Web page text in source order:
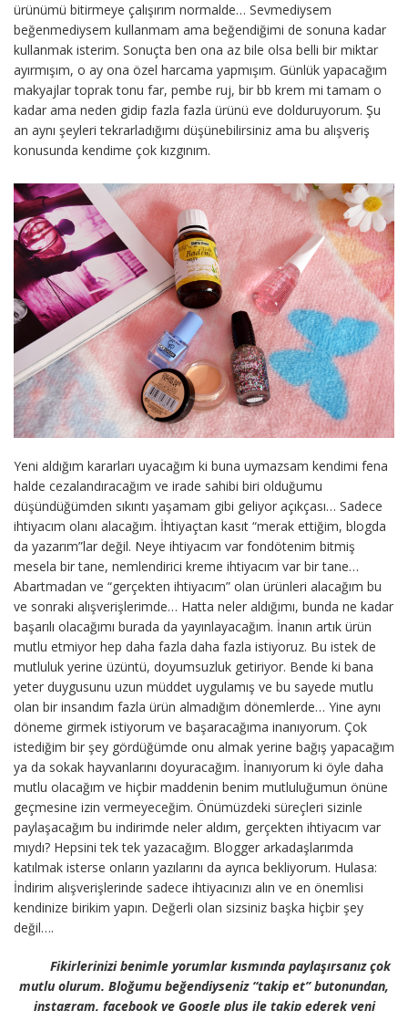
ürünümü bitirmeye çalışırım normalde… Sevmediysem
beğenmediysem kullanmam ama beğendiğimi de sonuna kadar
kullanmak isterim. Sonuçta ben ona az bile olsa belli bir miktar
ayırmışım, o ay ona özel harcama yapmışım. Günlük yapacağım
makyajlar toprak tonu far, pembe ruj, bir bb krem mi tamam o
kadar ama neden gidip fazla fazla ürünü eve dolduruyorum. Şu
an aynı şeyleri tekrarladığımı düşünebilirsiniz ama bu alışveriş
konusunda kendime çok kızgınım.
Yeni aldığım kararları uyacağım ki buna uymazsam kendimi fena
halde cezalandıracağım ve irade sahibi biri olduğumu
düşündüğümden sıkıntı yaşamam gibi geliyor açıkçası… Sadece
ihtiyacım olanı alacağım. İhtiyaçtan kasıt “merak ettiğim, blogda
da yazarım”lar değil. Neye ihtiyacım var fondötenim bitmiş
mesela bir tane, nemlendirici kreme ihtiyacım var bir tane…
Abartmadan ve “gerçekten ihtiyacım” olan ürünleri alacağım bu
ve sonraki alışverişlerimde… Hatta neler aldığımı, bunda ne kadar
başarılı olacağımı burada da yayınlayacağım. İnanın artık ürün
mutlu etmiyor hep daha fazla daha fazla istiyoruz. Bu istek de
mutluluk yerine üzüntü, doyumsuzluk getiriyor. Bende ki bana
yeter duygusunu uzun müddet uygulamış ve bu sayede mutlu
olan bir insandım fazla ürün almadığım dönemlerde… Yine aynı
döneme girmek istiyorum ve başaracağıma inanıyorum. Çok
istediğim bir şey gördüğümde onu almak yerine bağış yapacağım
ya da sokak hayvanlarını doyuracağım. İnanıyorum ki öyle daha
mutlu olacağım ve hiçbir maddenin benim mutluluğumun önüne
geçmesine izin vermeyeceğim. Önümüzdeki süreçleri sizinle
paylaşacağım bu indirimde neler aldım, gerçekten ihtiyacım var
mıydı? Hepsini tek tek yazacağım. Blogger arkadaşlarımda
katılmak isterse onların yazılarını da ayrıca bekliyorum. Hulasa:
İndirim alışverişlerinde sadece ihtiyacınızı alın ve en önemlisi
kendinize birikim yapın. Değerli olan sizsiniz başka hiçbir şey
değil….
Fikirlerinizi benimle yorumlar kısmında paylaşırsanız çok
mutlu olurum. Bloğumu beğendiyseniz “takip et” butonundan,
instagram, facebook ve Google plus ile takip ederek yeni